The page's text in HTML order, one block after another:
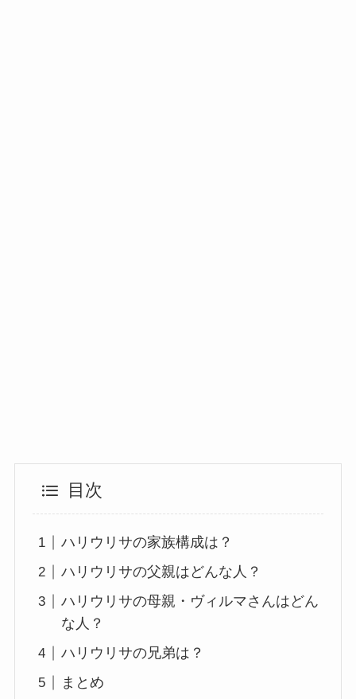
目次
ハリウリサの家族構成は？
ハリウリサの父親はどんな人？
ハリウリサの母親・ヴィルマさんはどん
な人？
ハリウリサの兄弟は？
まとめ